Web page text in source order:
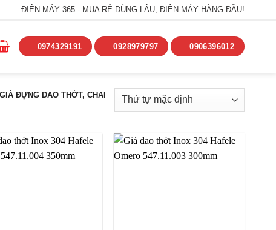
ĐIỆN MÁY 365 - MUA RẺ DÙNG LÂU, ĐIỆN MÁY HÀNG ĐẦU!
0974329191 0928979797 0906396012
GIÁ ĐỰNG DAO THỚT, CHAI